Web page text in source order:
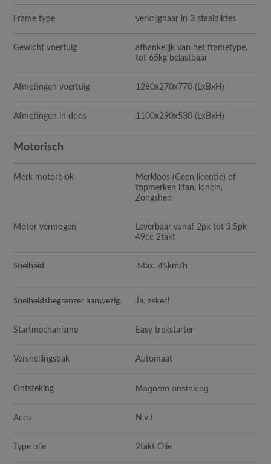
Frame type verkrijgbaar in 3 staaldiktes
Gewicht voertuig
afhankelijk van het frametype,
tot 65kg belastbaar
Afmetingen voertuig 1280x270x770 (LxBxH)
Afmetingen in doos 1100x290x530 (LxBxH)
Motorisch
Merk motorblok
Merkloos (Geen licentie) of
topmerken lifan, loncin,
Zongshen
Motor vermogen
Leverbaar vanaf 2pk tot 3.5pk
49cc 2takt
Snelheid Max. 45km/h
Snelheidsbegrenzer aanwezig Ja, zeker!
Startmechanisme Easy trekstarter
Versnellingsbak Automaat
Ontsteking Magneto onsteking
Accu N.v.t.
Type olie 2takt Olie